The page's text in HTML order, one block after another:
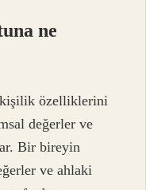
ne
özelliklerini
değerler ve
Bir bireyin
ve ahlaki